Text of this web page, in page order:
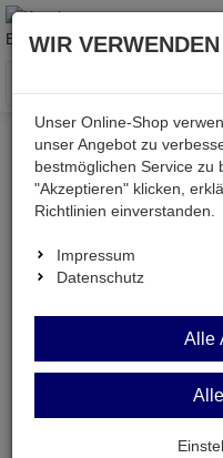
Menü
Weiter einkaufen
2SB1150
2SB1150
Transistor pnp 60V
WIR
Unser Online-Shop
unser Angebot zu
bestmöglichen Service zu
"Akzeptieren" klicken,
Richtlinien einverstanden.
Impressum
Datenschutz
Alle